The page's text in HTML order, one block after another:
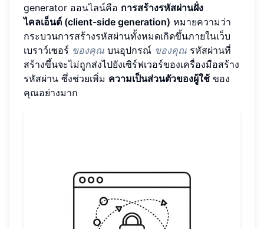
generator ออนไลน์คือ การสร้างรหัสผ่านฝั่ง
ไคลเอ็นต์ (client-side generation) หมายความว่า
กระบวนการสร้างรหัสผ่านทั้งหมดเกิดขึ้นภายในเว็บ
เบราว์เซอร์ ของคุณ บนอุปกรณ์ ของคุณ รหัสผ่านที่
สร้างขึ้นจะไม่ถูกส่งไปยังเซิร์ฟเวอร์ของเครื่องมือสร้าง
รหัสผ่าน ซึ่งช่วยเพิ่ม ความเป็นส่วนตัวของผู้ใช้ ของ
คุณอย่างมาก